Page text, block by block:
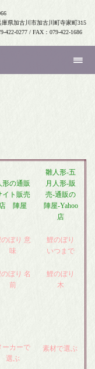
庫県加古川市加古川町寺家町315
422-0277 / FAX：079-422-1686
形の通販
イト販売
店 陣屋
雛人形-五
月人形-販
売-通販の
陣屋-Yahoo
店
ぼり 意
味
鯉のぼり
いつまで
ぼり 名
前
鯉のぼり
木
ーカーで
選ぶ
素材で選ぶ